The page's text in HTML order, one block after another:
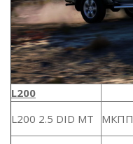
L200
L200 2.5 DID MT
МКПП